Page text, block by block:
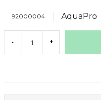
92000004 AquaPro
- +